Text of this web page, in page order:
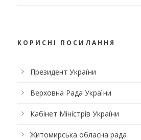
КОРИСНІ ПОСИЛАННЯ
Президент України
Верховна Рада України
Кабінет Міністрів України
Житомирська обласна рада